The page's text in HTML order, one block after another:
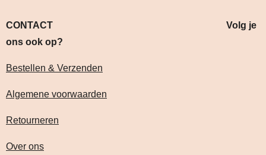
CONTACT Volg je
ons ook op?
Bestellen & Verzenden
Algemene voorwaarden
Retourneren
Over ons